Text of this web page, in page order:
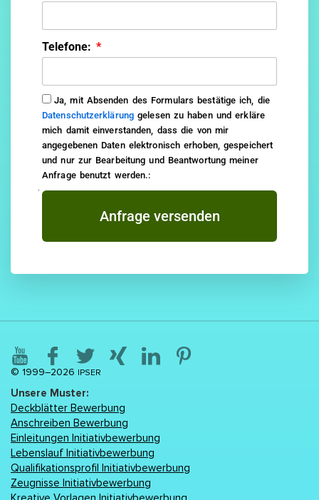
Telefone:
Ja, mit Absenden des Formulars bestätige ich, die
Datenschutzerklärung gelesen zu haben und erkläre
mich damit einverstanden, dass die von mir
angegebenen Daten elektronisch erhoben, gespeichert
und nur zur Bearbeitung und Beantwortung meiner
Anfrage benutzt werden.:
Anfrage versenden
© 1999–2026 IPSER
Unsere Muster:
Deckblätter Bewerbung
Anschreiben Bewerbung
Einleitungen Initiativbewerbung
Lebenslаuf Initiativbewerbung
Qualifikationsprofil Initiativbewerbung
Zeugnisse Initiativbewerbung